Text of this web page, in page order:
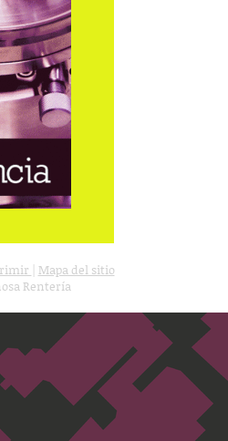
Mapa del sitio
Rentería